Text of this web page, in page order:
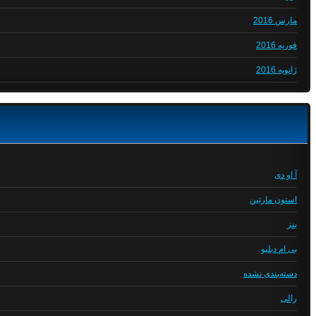
مارس 2016
فوریه 2016
ژانویه 2016
آ او دی
استون مارتین
بنز
بی ام دبلیو
دسته‌بندی نشده
رالی